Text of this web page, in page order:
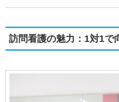
訪問看護の魅力：1対1で